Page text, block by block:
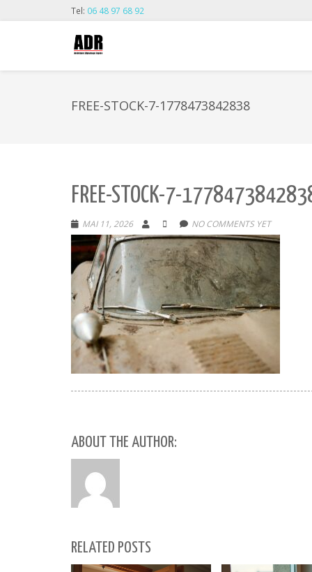
Tel: 06 48 97 68 92
FREE-STOCK-7-1778473842838
FREE-STOCK-7-
MAI 11, 2026 NO COMMENTS YET
ABOUT THE AUTHOR:
RELATED POSTS